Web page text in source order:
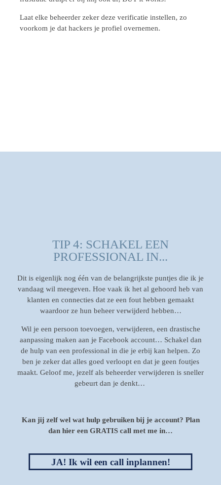
Laat elke beheerder zeker deze verificatie instellen, zo
voorkom je dat hackers je profiel overnemen.
TIP 4: SCHAKEL EEN
PROFESSIONAL IN...
Dit is eigenlijk nog één van de belangrijkste puntjes die ik je
vandaag wil meegeven. Hoe vaak ik het al gehoord heb van
klanten en connecties dat ze een fout hebben gemaakt
waardoor ze hun beheer verwijderd hebben…
Wil je een persoon toevoegen, verwijderen, een drastische
aanpassing maken aan je Facebook account… Schakel dan
de hulp van een professional in die je erbij kan helpen. Zo
ben je zeker dat alles goed verloopt en dat je geen foutjes
maakt. Geloof me, jezelf als beheerder verwijderen is sneller
gebeurt dan je denkt…
Kan jij zelf wel wat hulp gebruiken bij je account? Plan
dan hier een GRATIS call met me in…
JA! Ik wil een call inplannen!